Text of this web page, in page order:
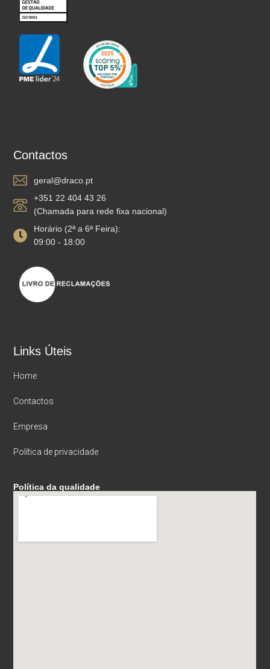
Contactos
geral@draco.pt
+351 22 404 43 26
(Chamada para rede fixa nacional)
Horário (2ª a 6ª Feira):
09:00 - 18:00
Links Úteis
Home
Contactos
Empresa
Política de privacidade
Política da qualidade